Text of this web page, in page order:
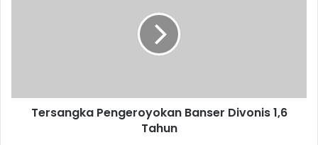
Tersangka Pengeroyokan Banser Divonis 1,6
Tahun